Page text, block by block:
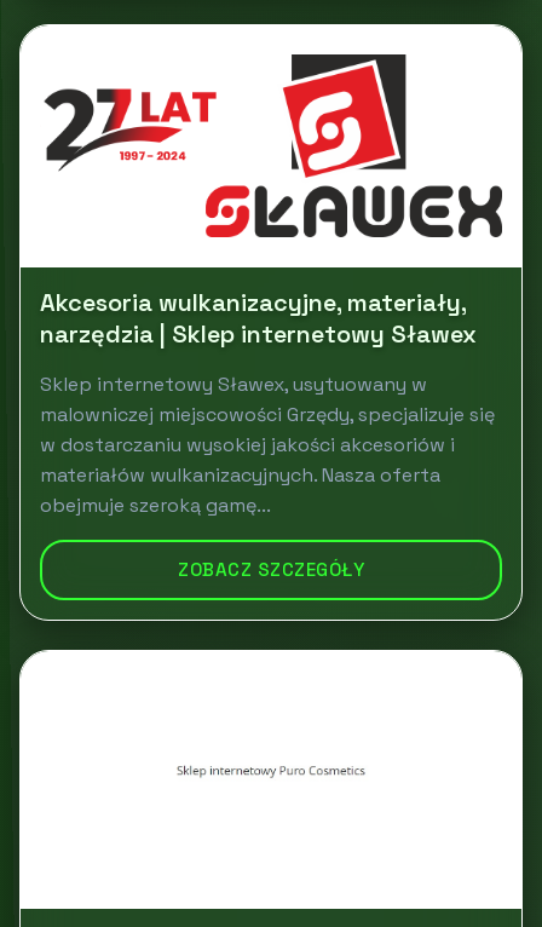
Akcesoria wulkanizacyjne, materiały,
narzędzia | Sklep internetowy Sławex
Sklep internetowy Sławex, usytuowany w
malowniczej miejscowości Grzędy, specjalizuje się
w dostarczaniu wysokiej jakości akcesoriów i
materiałów wulkanizacyjnych. Nasza oferta
obejmuje szeroką gamę...
ZOBACZ SZCZEGÓŁY